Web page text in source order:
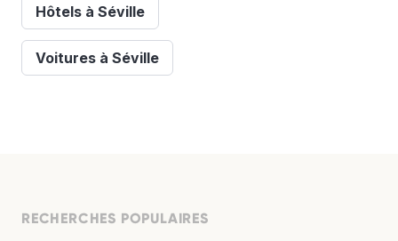
Hôtels à Séville
Voitures à Séville
RECHERCHES POPULAIRES